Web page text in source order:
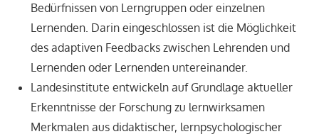
Bedürfnissen von Lerngruppen oder einzelnen
Lernenden. Darin eingeschlossen ist die Möglichkeit
des adaptiven Feedbacks zwischen Lehrenden und
Lernenden oder Lernenden untereinander.
Landesinstitute entwickeln auf Grundlage aktueller
Erkenntnisse der Forschung zu lernwirksamen
Merkmalen aus didaktischer, lernpsychologischer